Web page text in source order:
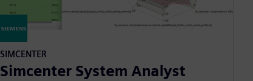
SIMCENTER
Simcenter System Analyst